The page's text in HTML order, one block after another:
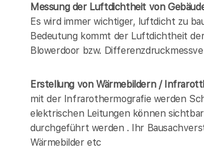
Messung der Luftdichtheit von
Es wird immer wichtiger, luftdicht zu
Bedeutung kommt der Luftdichtheit
Blowerdoor bzw.
Erstellung von Wärmebildern /
mit der Infrarothermografie werden
elektrischen Leitungen können
durchgeführt werden . Ihr
Wärmebilder etc